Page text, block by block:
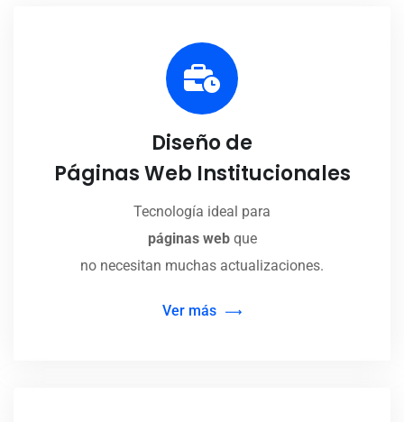
Diseño de
Páginas Web Institucionales
Tecnología ideal para
páginas webque
no necesitan muchas actualizaciones.
Ver más